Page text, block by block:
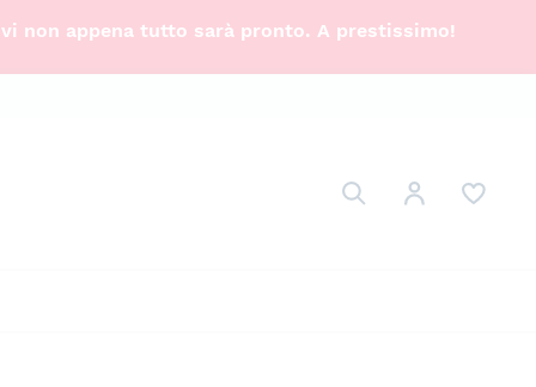
non appena tutto sarà pronto. A prestissimo!
Cerca
Cerca
Il mio Account